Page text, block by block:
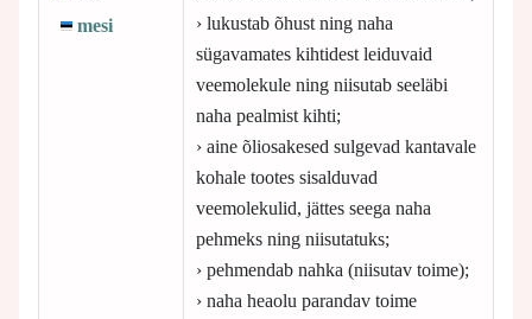
mesi
› lukustab õhust ning naha
sügavamates kihtidest leiduvaid
veemolekule ning niisutab seeläbi
naha pealmist kihti;
› aine õliosakesed sulgevad kantavale
kohale tootes sisalduvad
veemolekulid, jättes seega naha
pehmeks ning niisutatuks;
› pehmendab nahka (niisutav toime);
› naha heaolu parandav toime